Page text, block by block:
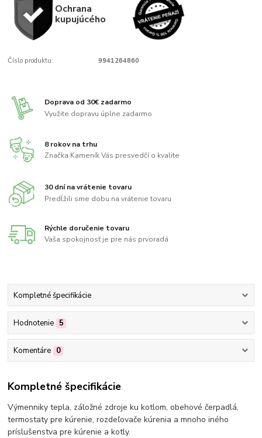
Ochrana
kupujúcého
Číslo produktu: 9941264860
Doprava od 30€ zadarmo
Využite dopravu úplne zadarmo
8 rokov na trhu
Značka Kameník Vás presvedčí o kvalite
30 dní na vrátenie tovaru
Predĺžili sme dobu na vrátenie tovaru
Rýchle doručenie tovaru
Vaša spokojnosť je pre nás prvoradá
Kompletné špecifikácie
Hodnotenie 5
Komentáre 0
Kompletné špecifikácie
Výmenniky tepla, záložné zdroje ku kotlom, obehové čerpadlá,
termostaty pre kúrenie, rozdeľovače kúrenia a mnoho iného
príslušenstva pre kúrenie a kotly.